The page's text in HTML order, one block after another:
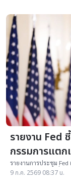
รายงาน Fed
กรรมการแต
รายงานการประชุม Fed
นานกว่าคาด ขณะที่คณะ
9 ก.ค. 2569 08:37 น.